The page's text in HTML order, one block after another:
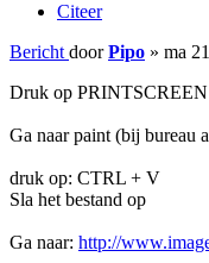
Citeer
Bericht doorPipo » ma
Druk op PRINTSCREEN
Ga naar paint (bij bureau
druk op: CTRL + V
Sla het bestand op
Ga naar: http://